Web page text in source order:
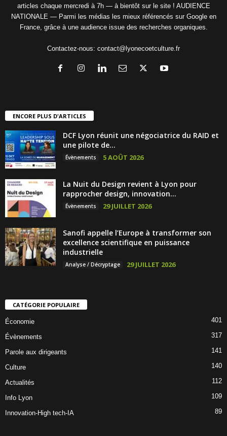
articles chaque mercredi à 7h — à bientôt sur le site ! AUDIENCE
NATIONALE — Parmi les médias les mieux référencés sur Google en
France, grâce à une audience issue des recherches organiques.
Contactez-nous: contact@lyonecoetculture.fr
ENCORE PLUS D'ARTICLES
DCF Lyon réunit une négociatrice du RAID et
une pilote de...
Évènements 5 AOÛT 2026
La Nuit du Design revient à Lyon pour
rapprocher design, innovation...
Évènements 29 JUILLET 2026
Sanofi appelle l’Europe à transformer son
excellence scientifique en puissance
industrielle
Analyse / Décryptage 29 JUILLET 2026
CATÉGORIE POPULAIRE
Économie 401
Évènements 317
Parole aux dirigeants 141
Culture 140
Actualités 112
Info Lyon 109
Innovation-High tech-IA 89